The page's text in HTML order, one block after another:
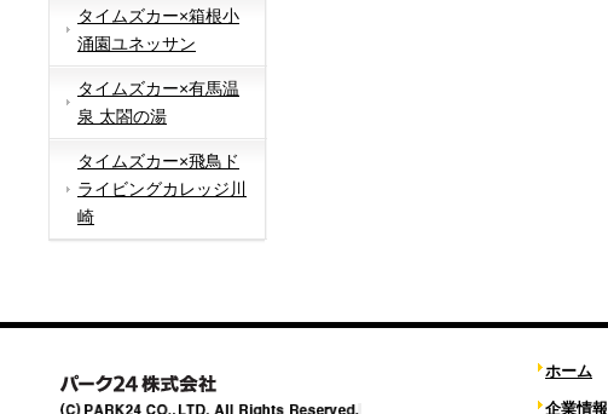
タイムズカー×箱根小
涌園ユネッサン
タイムズカー×有馬温
泉 太閤の湯
タイムズカー×飛鳥ド
ライビングカレッジ川
崎
ホーム
企業情報